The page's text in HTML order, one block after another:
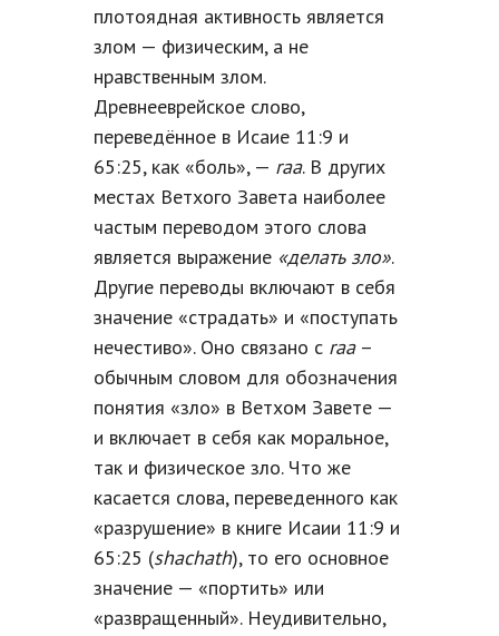
плотоядная активность является
злом — физическим, а не
нравственным злом.
Древнееврейское слово,
переведённое в Исаие 11:9 и
65:25, как «боль», — raa. В других
местах Ветхого Завета наиболее
частым переводом этого слова
является выражение «делать зло».
Другие переводы включают в себя
значение «страдать» и «поступать
нечестиво». Оно связано с raa–
обычным словом для обозначения
понятия «зло» в Ветхом Завете —
и включает в себя как моральное,
так и физическое зло. Что же
касается слова, переведенного как
«разрушение» в книге Исаии 11:9 и
65:25 (shachath), то его основное
значение — «портить» или
«развращенный». Неудивительно,